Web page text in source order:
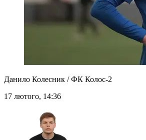
Данило Колесник / ФК Колос-2
17 лютого, 14:36